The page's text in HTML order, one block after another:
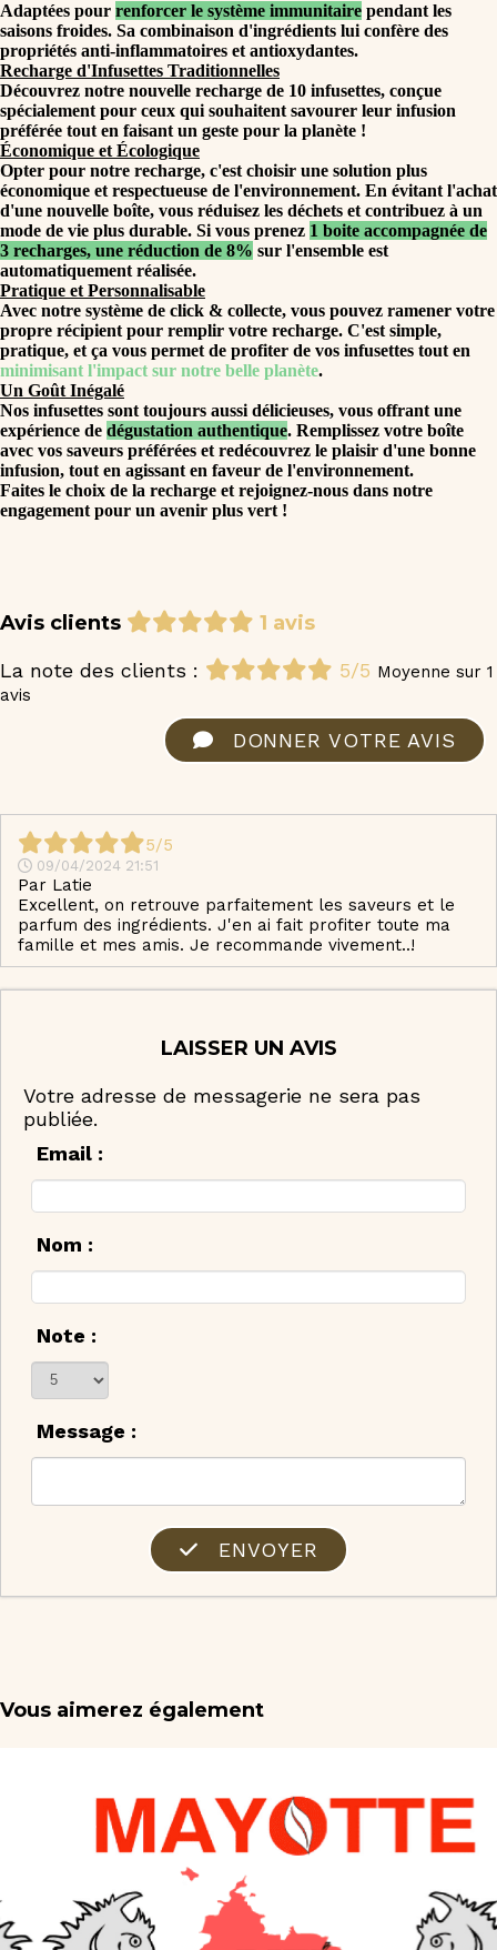
Adaptées pour renforcer le système immunitaire pendant les
saisons froides. Sa combinaison d'ingrédients lui confère des
propriétés anti-inflammatoires et antioxydantes.
Recharge d'Infusettes Traditionnelles
Découvrez notre nouvelle recharge de 10 infusettes, conçue
spécialement pour ceux qui souhaitent savourer leur infusion
préférée tout en faisant un geste pour la planète !
Économique et Écologique
Opter pour notre recharge, c'est choisir une solution plus
économique et respectueuse de l'environnement. En évitant l'achat
d'une nouvelle boîte, vous réduisez les déchets et contribuez à un
mode de vie plus durable. Si vous prenez 1 boite accompagnée de
3 recharges, une réduction de 8% sur l'ensemble est
automatiquement réalisée.
Pratique et Personnalisable
Avec notre système de click & collecte, vous pouvez ramener votre
propre récipient pour remplir votre recharge. C'est simple,
pratique, et ça vous permet de profiter de vos infusettes tout en
minimisant l'impact sur notre belle planète.
Un Goût Inégalé
Nos infusettes sont toujours aussi délicieuses, vous offrant une
expérience de dégustation authentique. Remplissez votre boîte
avec vos saveurs préférées et redécouvrez le plaisir d'une bonne
infusion, tout en agissant en faveur de l'environnement.
Faites le choix de la recharge et rejoignez-nous dans notre
engagement pour un avenir plus vert !
Avis clients 1 avis
La note des clients : 5/5 Moyenne sur 1
avis
DONNER VOTRE AVIS
5/5
09/04/2024 21:51
Par Latie
Excellent, on retrouve parfaitement les saveurs et le
parfum des ingrédients. J'en ai fait profiter toute ma
famille et mes amis. Je recommande vivement..!
LAISSER UN AVIS
Votre adresse de messagerie ne sera pas
publiée.
Email :
Nom :
Note :
Message :
ENVOYER
Vous aimerez également